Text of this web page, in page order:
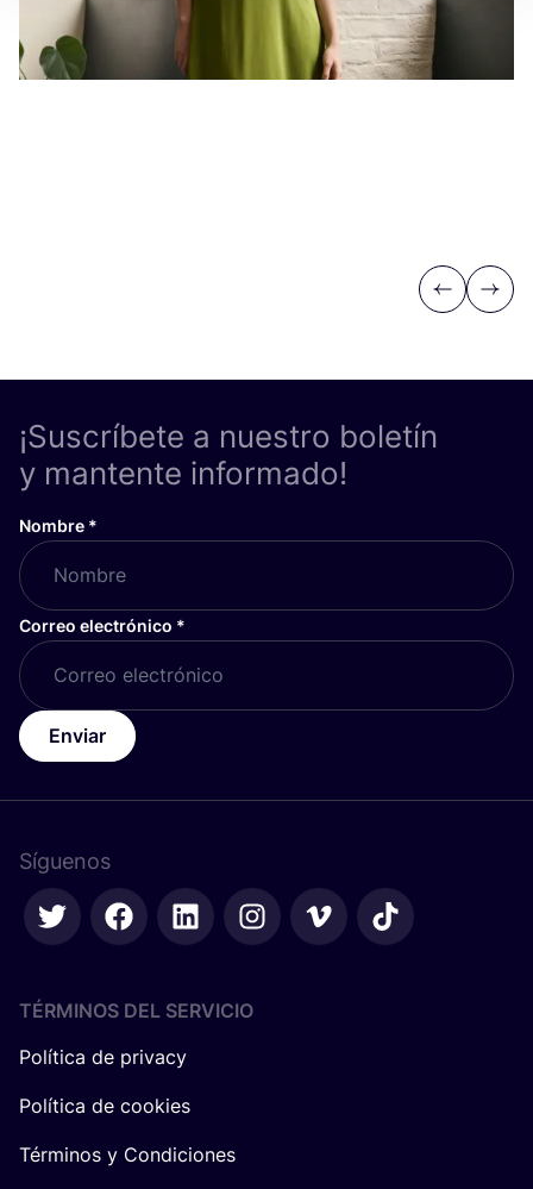
Previous
Next
¡Suscríbete a nuestro boletín
y mantente informado!
Nombre *
Correo electrónico *
Enviar
Síguenos
TÉRMINOS DEL SERVICIO
Política de privacy
Política de cookies
Términos y Condiciones